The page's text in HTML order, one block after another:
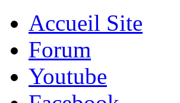
Accueil Site
Forum
Youtube